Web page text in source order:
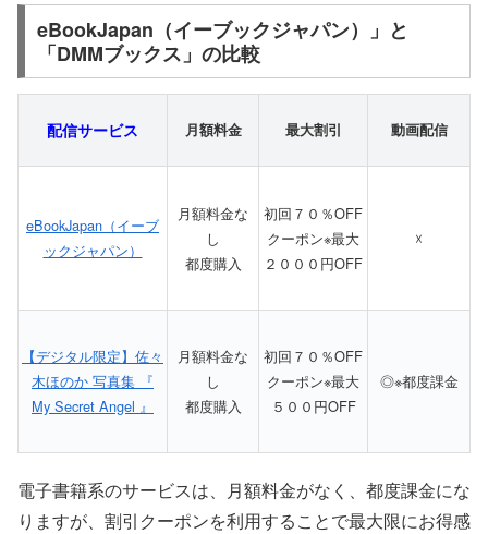
eBookJapan（イーブックジャパン）」と
「DMMブックス」の比較
配信サービス 月額料金 最大割引 動画配信
eBookJapan（イーブ
ックジャパン）
月額料金な
し
都度購入
初回７０％OFF
クーポン※最大
２０００円OFF
☓
【デジタル限定】佐々
木ほのか 写真集 『
My Secret Angel 』
月額料金な
し
都度購入
初回７０％OFF
クーポン※最大
５００円OFF
◎※都度課金
電子書籍系のサービスは、月額料金がなく、都度課金にな
りますが、割引クーポンを利用することで最大限にお得感